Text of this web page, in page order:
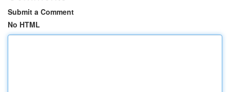
Submit a Comment
No HTML